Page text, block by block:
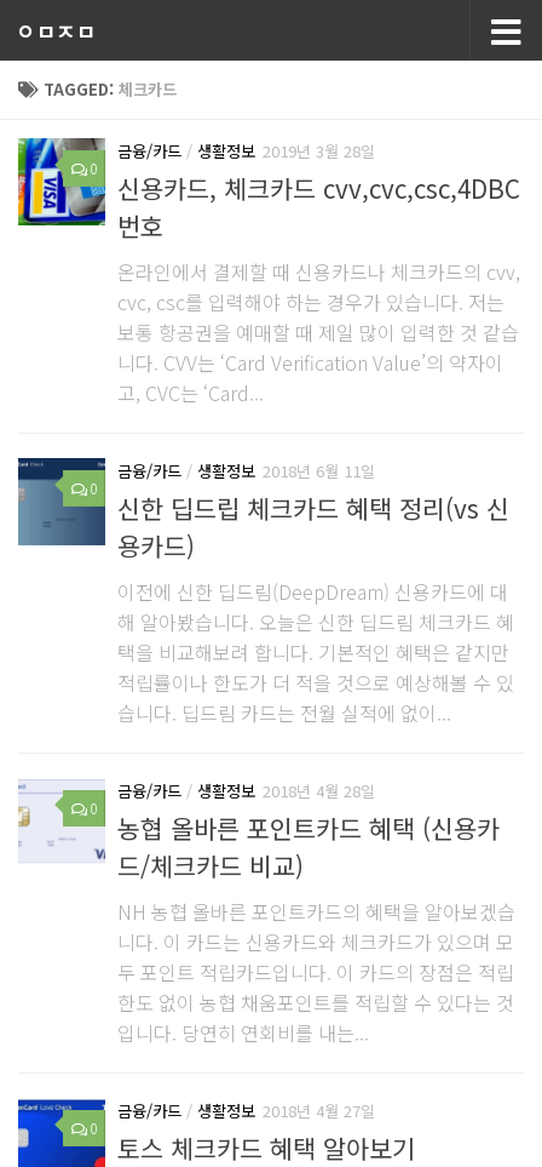
ㅇㅁㅈㅁ
TAGGED:체크카드
0
금융/카드 / 생활정보 2019년 3월 28일
신용카드, 체크카드 cvv,cvc,csc,4DBC
번호
온라인에서 결제할 때 신용카드나 체크카드의 cvv,
cvc, csc를 입력해야 하는 경우가 있습니다. 저는
보통 항공권을 예매할 때 제일 많이 입력한 것 같습
니다. CVV는 ‘Card Verification Value’의 약자이
고, CVC는 ‘Card...
0
금융/카드 / 생활정보 2018년 6월 11일
신한 딥드립 체크카드 혜택 정리(vs 신
용카드)
이전에 신한 딥드림(DeepDream) 신용카드에 대
해 알아봤습니다. 오늘은 신한 딥드림 체크카드 혜
택을 비교해보려 합니다. 기본적인 혜택은 같지만
적립률이나 한도가 더 적을 것으로 예상해볼 수 있
습니다. 딥드림 카드는 전월 실적에 없이...
0
금융/카드 / 생활정보 2018년 4월 28일
농협 올바른 포인트카드 혜택 (신용카
드/체크카드 비교)
NH 농협 올바른 포인트카드의 혜택을 알아보겠습
니다. 이 카드는 신용카드와 체크카드가 있으며 모
두 포인트 적립카드입니다. 이 카드의 장점은 적립
한도 없이 농협 채움포인트를 적립할 수 있다는 것
입니다. 당연히 연회비를 내는...
0
금융/카드 / 생활정보 2018년 4월 27일
토스 체크카드 혜택 알아보기